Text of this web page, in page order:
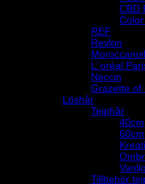
CBD
REF
Revlon
Moroccanoil
L´oréal
Neccin
Grazette of
Löshår
Tejphår
40cm
60cm
Tillbehör